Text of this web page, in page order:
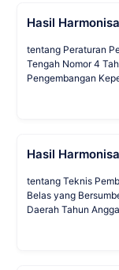
Hasil
tentang Peraturan
Tengah Nomor 4
Pengembangan
Hasil
tentang Teknis
Belas yang
Daerah Tahun